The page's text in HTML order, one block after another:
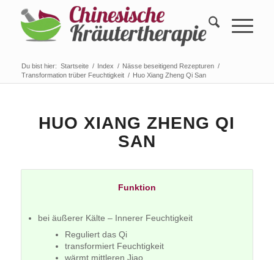
Du bist hier: Startseite / Index / Nässe beseitigend Rezepturen /
Transformation trüber Feuchtigkeit / Huo Xiang Zheng Qi San
HUO XIANG ZHENG QI
SAN
Funktion
bei äußerer Kälte – Innerer Feuchtigkeit
Reguliert das Qi
transformiert Feuchtigkeit
wärmt mittleren Jiao